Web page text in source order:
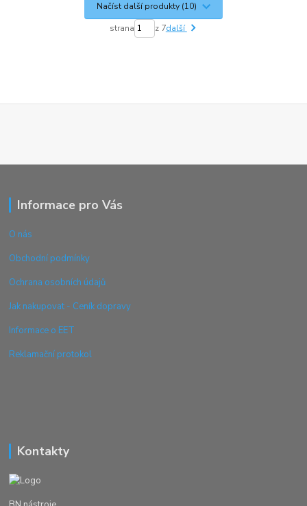
Načíst další produkty (10)
strana z 7další
Informace pro Vás
O nás
Obchodní podmínky
Ochrana osobních údajů
Jak nakupovat - Ceník dopravy
Informace o EET
Reklamační protokol
Kontakty